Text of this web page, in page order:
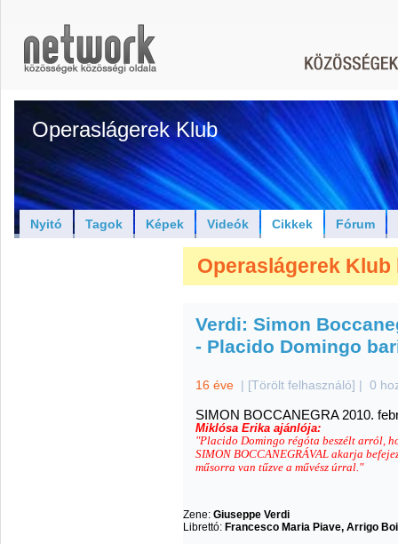
Operaslágerek Klub
Nyitó Tagok Képek Videók Cikkek Fórum
Operaslágerek Klub
Verdi: Simon
- Placido Domingo
16 éve | [Törölt felhasználó] | 0
SIMON BOCCANEGRA 2010.
Miklósa Erika ajánlója:
"Placido Domingo régóta beszélt arról,
SIMON BOCCANEGRÁVAL akarja
műsorra van tűzve a művész úrral."
Zene: Giuseppe Verdi
Librettó: Francesco Maria Piave, Arrigo